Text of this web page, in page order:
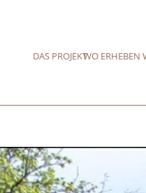
DAS PROJEKTWO ERHEBEN